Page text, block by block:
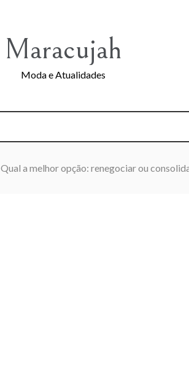
Maracujah
Moda e Atualidades
Qual a melhor opção: renegociar ou